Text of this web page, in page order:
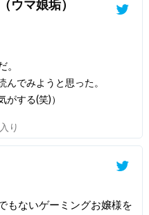
ウマ娘垢）
でみようと思った。
がする(笑)）
り
もないゲーミングお嬢様を